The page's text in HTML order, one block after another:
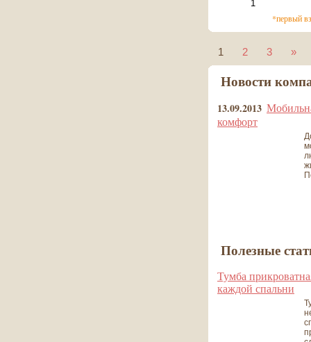
*первый
1 2 3 »
Новости
13.09.2013
комфорт
Полезные
Тумба
каждой спальни